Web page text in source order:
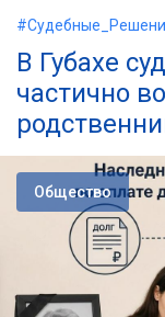
В Губахе
частично
Общество